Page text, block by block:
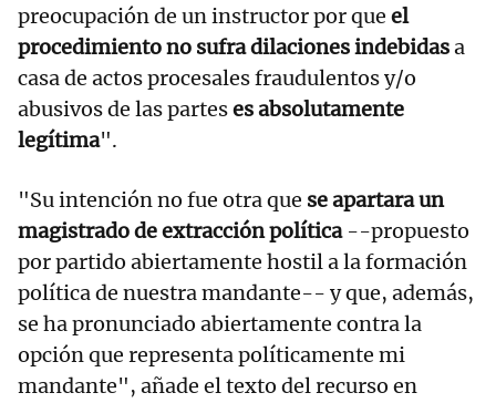
preocupación de un instructor por que el
procedimiento no sufra dilaciones indebidasa
casa de actos procesales fraudulentos y/o
abusivos de las parteses absolutamente
legítima".
"Su intención no fue otra que se apartara un
magistrado de extracción política--propuesto
por partido abiertamente hostil a la formación
política de nuestra mandante-- y que, además,
se ha pronunciado abiertamente contra la
opción que representa políticamente mi
mandante", añade el texto del recurso en